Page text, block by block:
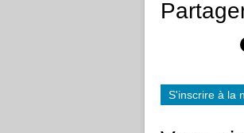
S'inscrire à la